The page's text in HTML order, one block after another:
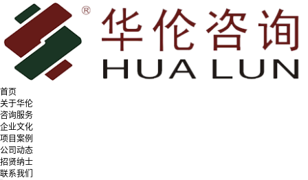
首页
关于华伦
咨询服务
企业文化
项目案例
公司动态
招贤纳士
联系我们